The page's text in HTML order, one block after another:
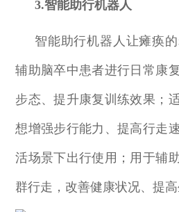
3.智能助行机器人
智能助行机器人让瘫痪
辅助脑卒中患者进行日常康
步态、提升康复训练效果；
想增强步行能力、提高行走
活场景下出行使用；用于辅
群行走，改善健康状况、提高